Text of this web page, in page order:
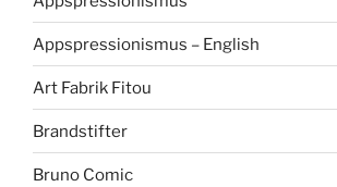
Appspressionismus – English
Art Fabrik Fitou
Brandstifter
Bruno Comic